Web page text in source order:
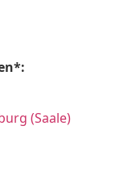
(Saale)